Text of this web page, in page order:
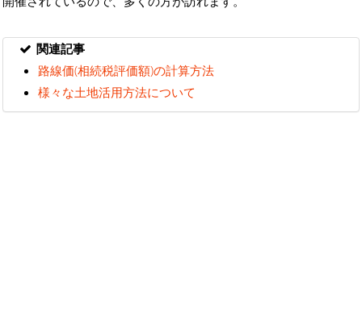
関連記事
路線価(相続税評価額)の計算方法
様々な土地活用方法について